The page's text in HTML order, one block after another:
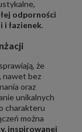
odporności
i łazienek.
że
, nawet bez
oraz
unikalnych
charakteru
można
inspirowanej